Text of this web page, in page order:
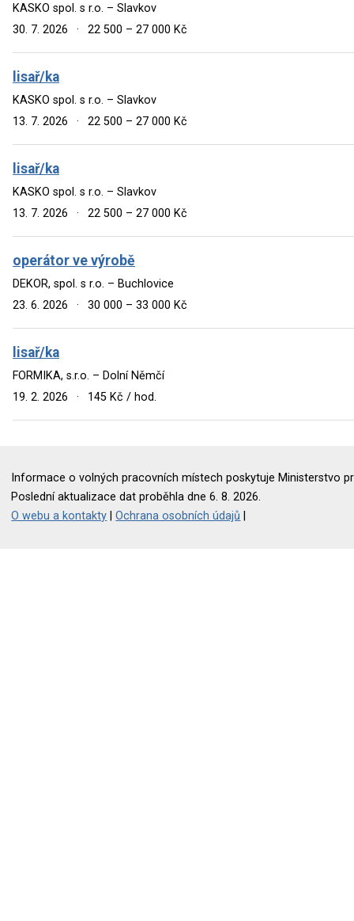
KASKO spol. s r.o. – Slavkov
30. 7. 2026
· 22 500 – 27 000 Kč
lisař/ka
KASKO spol. s r.o. – Slavkov
13. 7. 2026
· 22 500 – 27 000 Kč
lisař/ka
KASKO spol. s r.o. – Slavkov
13. 7. 2026
· 22 500 – 27 000 Kč
operátor ve výrobě
DEKOR, spol. s r.o. – Buchlovice
23. 6. 2026
· 30 000 – 33 000 Kč
lisař/ka
FORMIKA, s.r.o. – Dolní Němčí
19. 2. 2026
· 145 Kč / hod.
Informace o volných pracovních místech poskytuje Ministerstvo
Poslední aktualizace dat proběhla dne 6. 8. 2026.
O webu a kontakty |Ochrana osobních údajů